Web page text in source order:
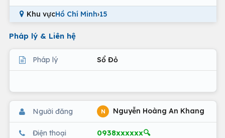
Khu vựcHồ Chí Minh›15
Pháp lý & Liên hệ
Pháp lý Sổ Đỏ
Người đăng N Nguyễn Hoàng An Khang
Điện thoại 0938xxxxxx🔍